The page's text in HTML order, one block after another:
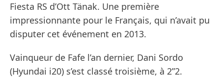
Fiesta RS d’Ott Tänak. Une première
impressionnante pour le Français, qui n’avait pu
disputer cet événement en 2013.
Vainqueur de Fafe l’an dernier, Dani Sordo
(Hyundai i20) s’est classé troisième, à 2”2.